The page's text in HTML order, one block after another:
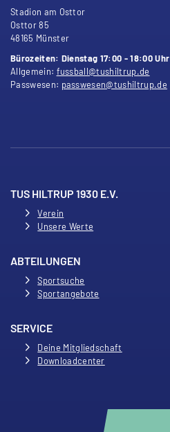
Stadion am Osttor
Osttor 85
48165 Münster
Bürozeiten: Dienstag 17:00 - 18:00 Uhr
Allgemein: fussball@tushiltrup.de
Passwesen: passwesen@tushiltrup.de
TUS HILTRUP 1930 E.V.
Verein
Unsere Werte
ABTEILUNGEN
Sportsuche
Sportangebote
SERVICE
Deine Mitgliedschaft
Downloadcenter